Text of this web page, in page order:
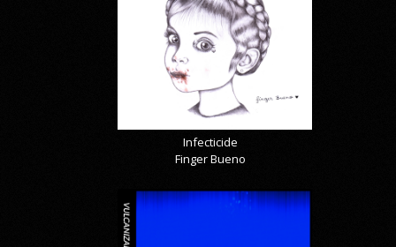
Infecticide
Finger Bueno